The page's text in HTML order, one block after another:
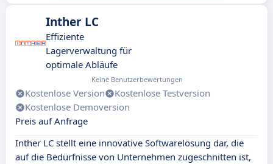
Inther LC
Effiziente
Lagerverwaltung für
optimale Abläufe
Keine Benutzerbewertungen
Kostenlose Version
Kostenlose Testversion
Kostenlose Demoversion
Preis auf Anfrage
Inther LC stellt eine innovative Softwarelösung dar, die
auf die Bedürfnisse von Unternehmen zugeschnitten ist,